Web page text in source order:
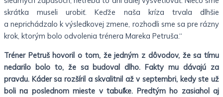
skrátka museli urobiť. Keďže naša kríza trvala dlhšie
a neprichádzalo k výsledkovej zmene, rozhodli sme sa pre rázny
krok, ktorým bolo odvolenia trénera Mareka Petruša.“
Tréner Petruš hovoril o tom, že jedným z dôvodov, že sa tímu
nedarilo bolo to, že sa budoval dlho. Fakty mu dávajú za
pravdu. Káder sa rozšíril a skvalitnil až v septembri, kedy ste už
boli na poslednom mieste v tabuľke. Predtým ho zasiahol aj